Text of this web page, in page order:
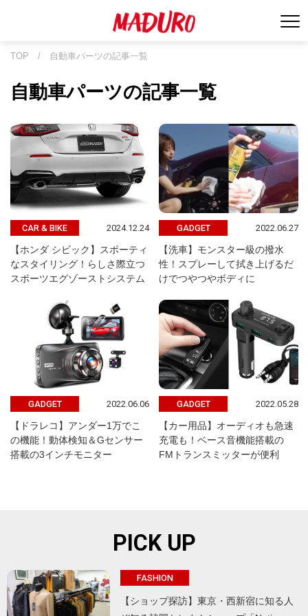
TOP / 自動車パーツの記事一覧
自動車パーツの記事一覧
CAR & BIKE 2024.12.24
【ホンダ シビック】スポーティ
なスタイリング！らしさ際立つ
スポーツエグゾーストシステム
GADGET 2022.06.27
【洗車】モンスター級の撥水
性！スプレーして拭き上げるだ
けでつやつやボディに
GADGET 2022.06.06
【ドラレコ】アンダー1万でこ
の機能！動体検知＆Gセンサー
搭載の3インチモニター
GADGET 2022.05.28
【カー用品】オーディオも急速
充電も！ベース音機能搭載の
FMトランスミッターが便利
PICK UP
FASHION
【ショップ探訪】東京・西新宿に知る人